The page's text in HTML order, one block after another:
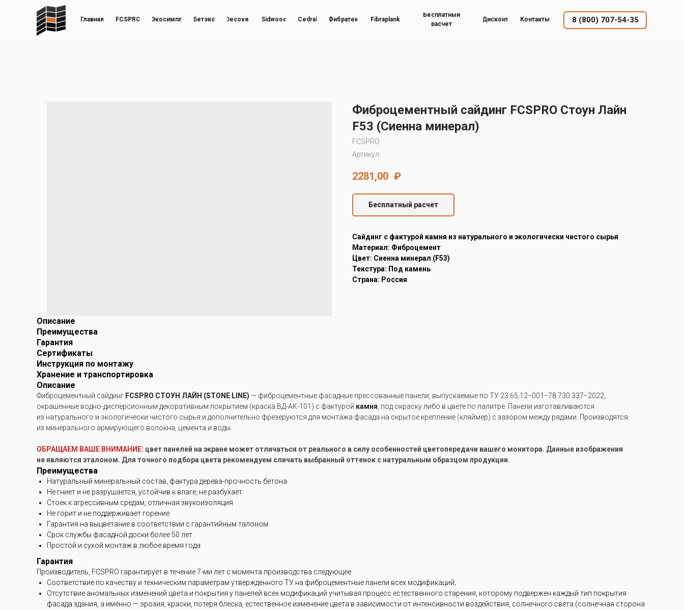
8 (800) 707-54-35
Главная FCSPRO Бетэко Decover Sidwood Cedral Фибратек
Бесплатный
расчет
Контакты
Дисконт
Экосимпл Fibraplank
Фиброцементный сайдинг FCSPRO Стоун Лайн
F53 (Сиенна минерал)
FCSPRO
Артикул:
2281,00 ₽
Бесплатный расчет
Cайдинг с фактурой камня из натурального и экологически чистого сырья
Материал: Фиброцемент
Цвет: Сиенна минерал (F53)
Текстура: Под камень
Страна: Россия
Описание
Преимущества
Гарантия
Сертификаты
Инструкция по монтажу
Хранение и транспортировка
Описание
Фиброцементный сайдинг FCSPRO СТОУН ЛАЙН (STONE LINE) — фиброцементные фасадные прессованные панели, выпускаемые по ТУ 23.65.12−001−78 730 337−2022,
окрашенные водно-дисперсионным декоративным покрытием (краска ВД-АК-101) с фактурой камня , под окраску либо в цвете по палитре. Панели изготавливаются
из натурального и экологически чистого сырья и дополнительно фрезеруются для монтажа фасада на скрытое крепление (кляймер) с зазором между рядами. Производятся
из минерального армирующего волокна, цемента и воды.
ОБРАЩАЕМ ВАШЕ ВНИМАНИЕ: цвет панелей на экране может отличаться от реального в силу особенностей цветопередачи вашего монитора. Данные изображения
не являются эталоном. Для точного подбора цвета рекомендуем сличать выбранный оттенок с натуральным образцом продукции.
Преимущества
Натуральный минеральный состав, фактура дерева-прочность бетона
Не гниет и не разрушается, устойчив к влаге, не разбухает
Стоек к агрессивным средам, отличная звукоизоляция
Не горит и не поддерживает горение
Гарантия на выцветание в соответствии с гарантийным талоном
Срок службы фасадной доски более 50 лет
Простой и сухой монтаж в любое время года
Гарантия
Производитель, FCSPRO гарантирует в течение 7-ми лет с момента производства следующее:
Соответствие по качеству и техническим параметрам утвержденного ТУ на фиброцементные панели всех модификаций;
Отсутствие аномальных изменений цвета и покрытия у панелей всех модификаций учитывая процесс естественного старения, которому подвержен каждый тип покрытия
фасада здания, а именно — эрозия, краски, потеря блеска, естественное изменение цвета в зависимости от интенсивности воздействия, солнечного света (солнечная сторона